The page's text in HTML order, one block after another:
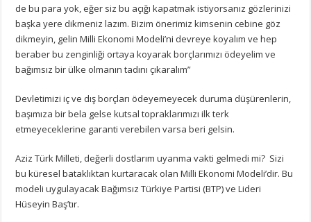
de bu para yok, eğer siz bu açığı kapatmak istiyorsanız gözlerinizi
başka yere dikmeniz lazım. Bizim önerimiz kimsenin cebine göz
dikmeyin, gelin Milli Ekonomi Modeli’ni devreye koyalım ve hep
beraber bu zenginliği ortaya koyarak borçlarımızı ödeyelim ve
bağımsız bir ülke olmanın tadını çıkaralım”
Devletimizi iç ve dış borçları ödeyemeyecek duruma düşürenlerin,
başımıza bir bela gelse kutsal topraklarımızı ilk terk
etmeyeceklerine garanti verebilen varsa beri gelsin.
Aziz Türk Milleti, değerli dostlarım uyanma vakti gelmedi mi? Sizi
bu küresel bataklıktan kurtaracak olan Milli Ekonomi Modeli’dir. Bu
modeli uygulayacak Bağımsız Türkiye Partisi (BTP) ve Lideri
Hüseyin Baş’tır.